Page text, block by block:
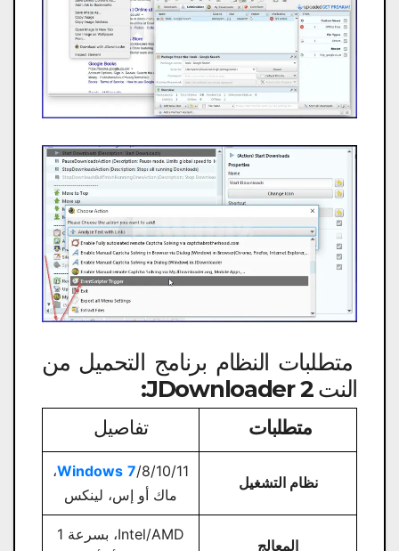
متطلبات النظام برنامج التحميل من
النت JDownloader 2:
متطلبات تفاصيل
نظام التشغيل
Windows 7
/8/10/11،
ماك أو إس، لينكس
المعالج
Intel/AMD، بسرعة 1